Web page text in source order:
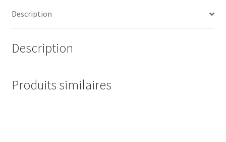
Description
Description
Produits similaires